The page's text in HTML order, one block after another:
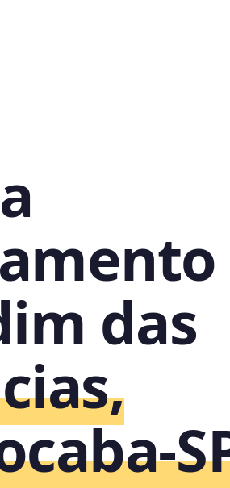
das